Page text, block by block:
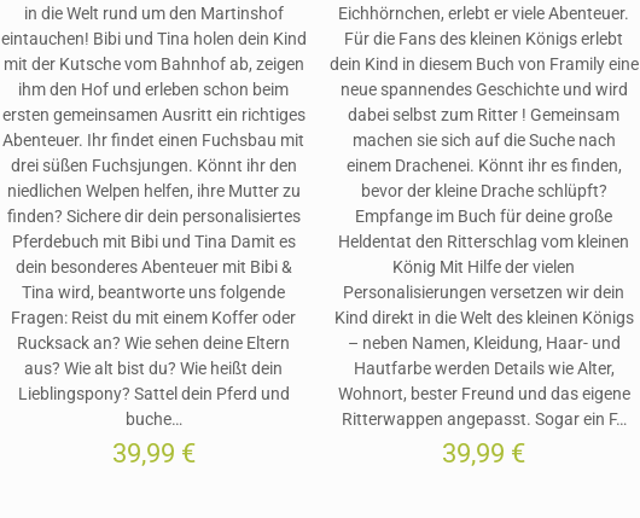
in die Welt rund um den Martinshof
eintauchen! Bibi und Tina holen dein Kind
mit der Kutsche vom Bahnhof ab, zeigen
ihm den Hof und erleben schon beim
ersten gemeinsamen Ausritt ein richtiges
Abenteuer. Ihr findet einen Fuchsbau mit
drei süßen Fuchsjungen. Könnt ihr den
niedlichen Welpen helfen, ihre Mutter zu
finden? Sichere dir dein personalisiertes
Pferdebuch mit Bibi und Tina Damit es
dein besonderes Abenteuer mit Bibi &
Tina wird, beantworte uns folgende
Fragen: Reist du mit einem Koffer oder
Rucksack an? Wie sehen deine Eltern
aus? Wie alt bist du? Wie heißt dein
Lieblingspony? Sattel dein Pferd und
buche…
39,99 €
Eichhörnchen, erlebt er viele Abenteuer.
Für die Fans des kleinen Königs erlebt
dein Kind in diesem Buch von Framily eine
neue spannendes Geschichte und wird
dabei selbst zum Ritter ! Gemeinsam
machen sie sich auf die Suche nach
einem Drachenei. Könnt ihr es finden,
bevor der kleine Drache schlüpft?
Empfange im Buch für deine große
Heldentat den Ritterschlag vom kleinen
König Mit Hilfe der vielen
Personalisierungen versetzen wir dein
Kind direkt in die Welt des kleinen Königs
– neben Namen, Kleidung, Haar- und
Hautfarbe werden Details wie Alter,
Wohnort, bester Freund und das eigene
Ritterwappen angepasst. Sogar ein F…
39,99 €